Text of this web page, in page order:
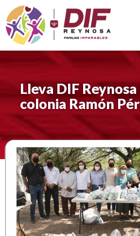
al
Lleva DIF
colonia Ramón